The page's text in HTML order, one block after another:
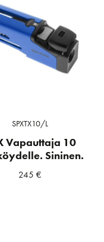
SPXTX10/L
Vapauttaja 10
Sininen.
245€